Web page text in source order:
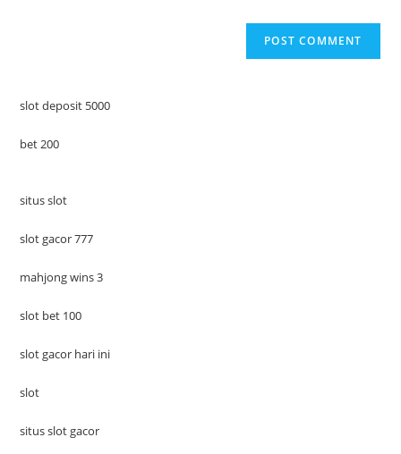
slot deposit 5000
bet 200
situs slot
slot gacor 777
mahjong wins 3
slot bet 100
slot gacor hari ini
slot
situs slot gacor